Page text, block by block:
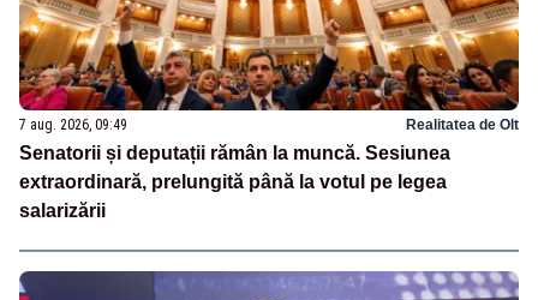
7 aug. 2026, 09:49 Realitatea de Olt
Senatorii și deputații rămân la muncă. Sesiunea
extraordinară, prelungită până la votul pe legea
salarizării